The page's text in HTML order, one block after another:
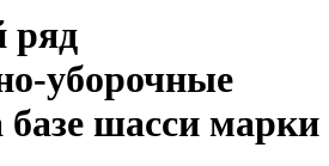
ряд
уборочные
шасси марки